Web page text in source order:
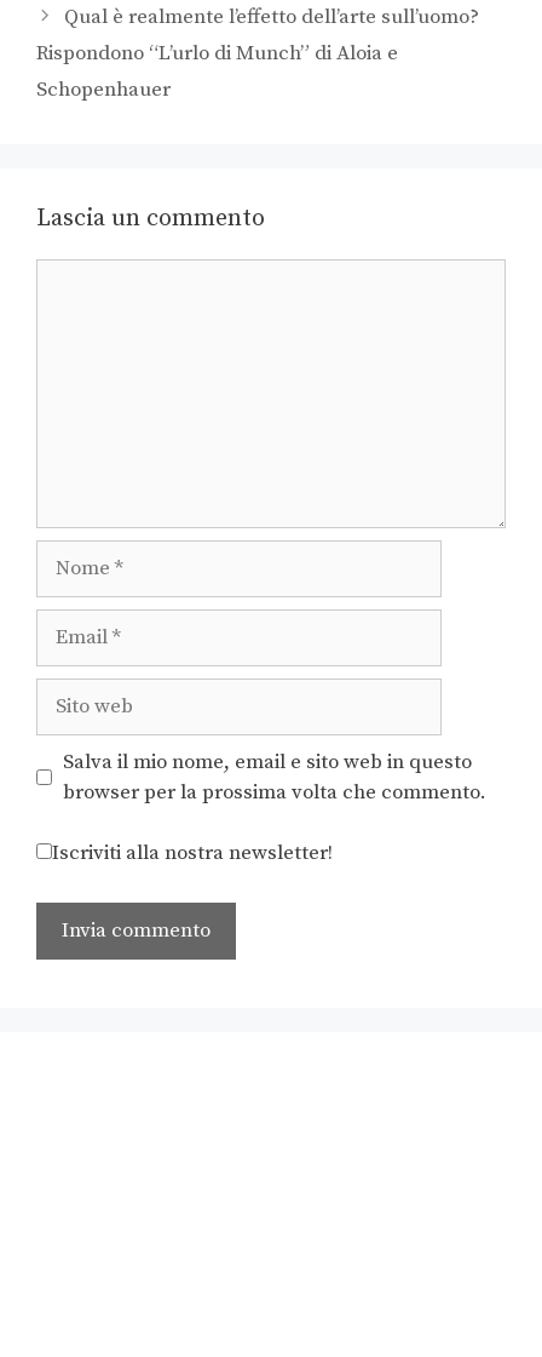
Qual è realmente l’effetto dell’arte sull’uomo?
Rispondono “L’urlo di Munch” di Aloia e
Schopenhauer
Lascia un commento
Salva il mio nome, email e sito web in questo
browser per la prossima volta che commento.
Iscriviti alla nostra newsletter!